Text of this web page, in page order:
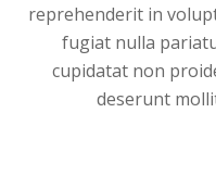
reprehenderit in
fugiat nulla
cupidatat non
deserunt